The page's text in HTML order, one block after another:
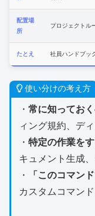
配置場
所
プロジェクトル
たとえ 社員ハンドブッ
使い分けの考え方
・ 常に知ってお
ィング規約、デ
・ 特定の作業を
キュメント生成
・
「このコマン
カスタムコマン